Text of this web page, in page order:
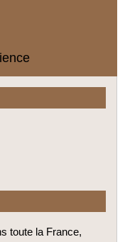
toute la France,